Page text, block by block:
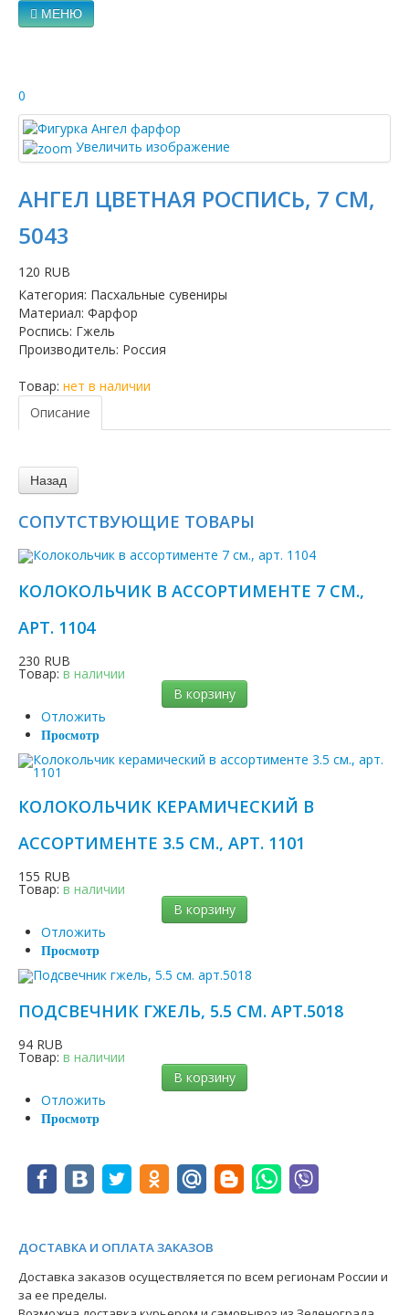
МЕНЮ
0
Увеличить изображение
АНГЕЛ ЦВЕТНАЯ РОСПИСЬ, 7 СМ,
5043
120 RUB
Категория: Пасхальные сувениры
Материал: Фарфор
Роспись: Гжель
Производитель: Россия
Товар: нет в наличии
Описание
СОПУТСТВУЮЩИЕ ТОВАРЫ
КОЛОКОЛЬЧИК В АССОРТИМЕНТЕ 7 СМ.,
АРТ. 1104
230 RUB
Товар: в наличии
В корзину
Отложить
Просмотр
КОЛОКОЛЬЧИК КЕРАМИЧЕСКИЙ В
АССОРТИМЕНТЕ 3.5 СМ., АРТ. 1101
155 RUB
Товар: в наличии
В корзину
Отложить
Просмотр
ПОДСВЕЧНИК ГЖЕЛЬ, 5.5 СМ. АРТ.5018
94 RUB
Товар: в наличии
В корзину
Отложить
Просмотр
ДОСТАВКА И ОПЛАТА ЗАКАЗОВ
Доставка заказов осуществляется по всем регионам России и
за ее пределы.